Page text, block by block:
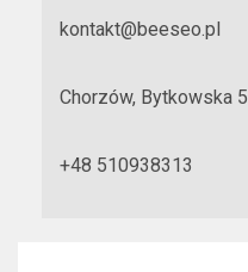
kontakt@beeseo.pl
Chorzów, Bytkowska 5
+48 510938313